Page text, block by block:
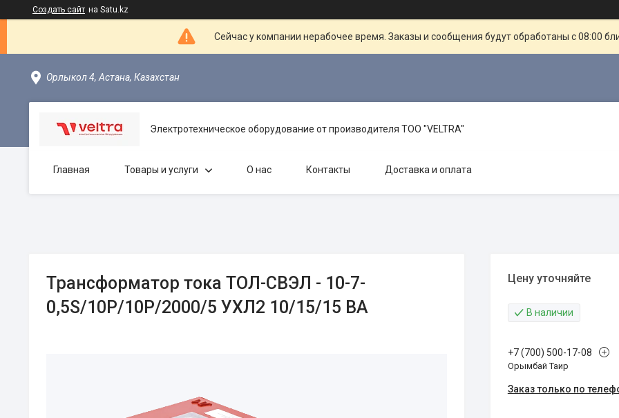
Создать сайт на Satu.kz
Сейчас у компании нерабочее время. Заказы и сообщения будут обработаны с 08:00
Орлыкол 4, Астана, Казахстан
Электротехническое оборудование от производителя TOO "VELTRA"
Главная Товары и услуги О нас Контакты Доставка и оплата
Трансформатор тока ТОЛ-СВЭЛ - 10-7-
0,5S/10Р/10Р/2000/5 УХЛ2 10/15/15 ВА
Цену уточняйте
В наличии
+7 (700) 500-17-08
Орымбай Таир
Заказ только по